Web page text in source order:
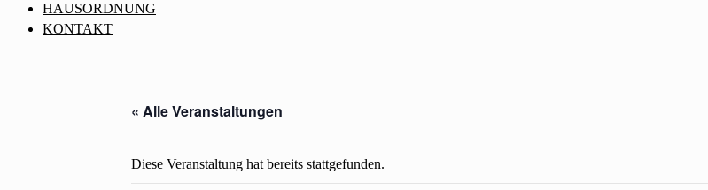
HAUSORDNUNG
KONTAKT
« Alle Veranstaltungen
Diese Veranstaltung hat bereits stattgefunden.